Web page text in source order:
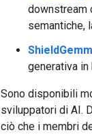
downstream
semantiche,
generativa
Sono disponibili
sviluppatori di AI.
ciò che i membri